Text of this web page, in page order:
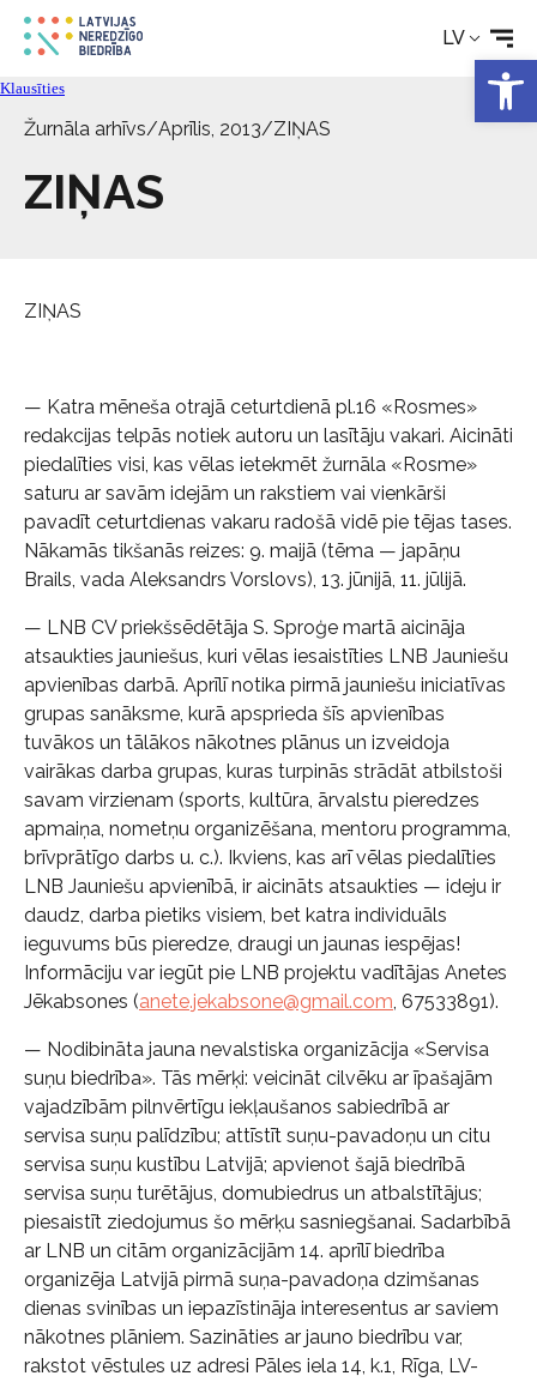
LV
Pakalpojumi
Par biedrību
Klausīties
Žurnāla arhīvs/Aprīlis, 2013/ZIŅAS
ZIŅAS
ZIŅAS
— Katra mēneša otrajā ceturtdienā pl.16 «Rosmes»
redakcijas telpās notiek autoru un lasītāju vakari. Aicināti
piedalīties visi, kas vēlas ietekmēt žurnāla «Rosme»
saturu ar savām idejām un rakstiem vai vienkārši
pavadīt ceturtdienas vakaru radošā vidē pie tējas tases.
Nākamās tikšanās reizes: 9. maijā (tēma — japāņu
Brails, vada Aleksandrs Vorslovs), 13. jūnijā, 11. jūlijā.
— LNB CV priekšsēdētāja S. Sproģe martā aicināja
atsaukties jauniešus, kuri vēlas iesaistīties LNB Jauniešu
apvienības darbā. Aprīlī notika pirmā jauniešu iniciatīvas
grupas sanāksme, kurā apsprieda šīs apvienības
tuvākos un tālākos nākotnes plānus un izveidoja
vairākas darba grupas, kuras turpinās strādāt atbilstoši
savam virzienam (sports, kultūra, ārvalstu pieredzes
apmaiņa, nometņu organizēšana, mentoru programma,
brīvprātīgo darbs u. c.). Ikviens, kas arī vēlas piedalīties
LNB Jauniešu apvienībā, ir aicināts atsaukties — ideju ir
daudz, darba pietiks visiem, bet katra individuāls
ieguvums būs pieredze, draugi un jaunas iespējas!
Informāciju var iegūt pie LNB projektu vadītājas Anetes
Jēkabsones (anete.jekabsone@gmail.com, 67533891).
— Nodibināta jauna nevalstiska organizācija «Servisa
suņu biedrība». Tās mērķi: veicināt cilvēku ar īpašajām
vajadzībām pilnvērtīgu iekļaušanos sabiedrībā ar
servisa suņu palīdzību; attīstīt suņu-pavadoņu un citu
servisa suņu kustību Latvijā; apvienot šajā biedrībā
servisa suņu turētājus, domubiedrus un atbalstītājus;
piesaistīt ziedojumus šo mērķu sasniegšanai. Sadarbībā
ar LNB un citām organizācijām 14. aprīlī biedrība
organizēja Latvijā pirmā suņa-pavadoņa dzimšanas
dienas svinības un iepazīstināja interesentus ar saviem
nākotnes plāniem. Sazināties ar jauno biedrību var,
rakstot vēstules uz adresi Pāles iela 14, k.1, Rīga, LV-